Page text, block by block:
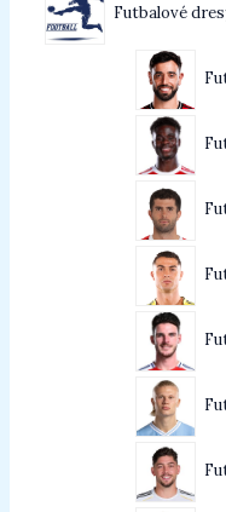
Futbalové